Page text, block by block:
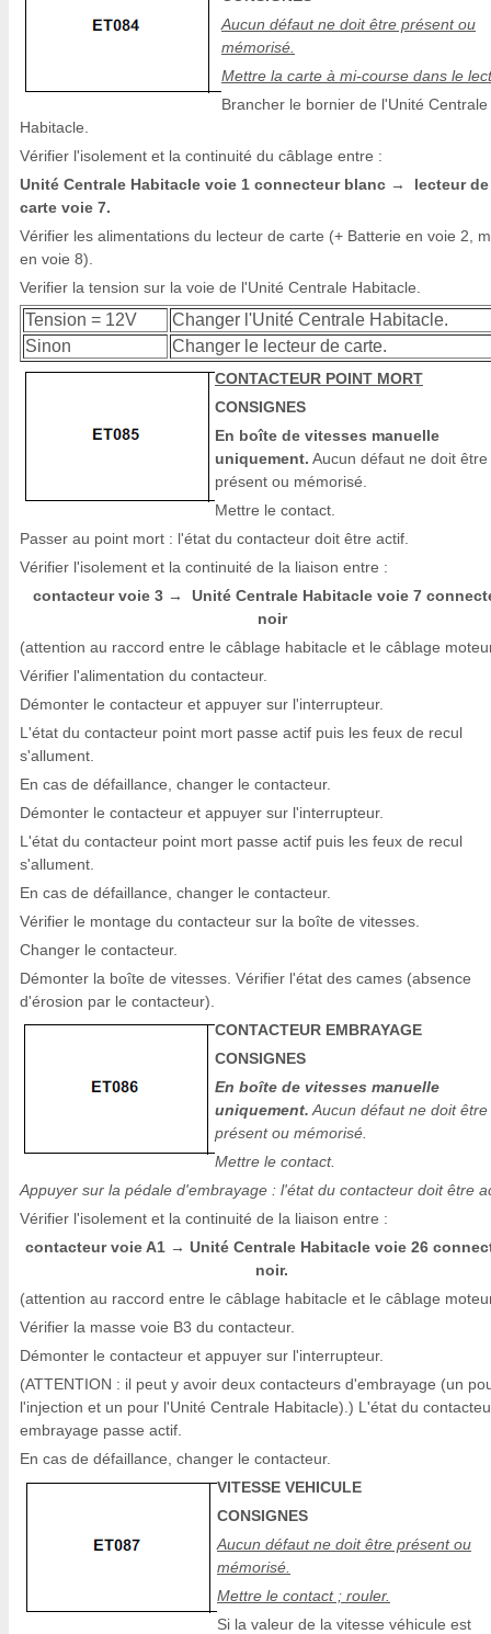
Aucun défaut ne doit être présent ou
mémorisé.
Mettre la carte à mi-course dans le
Brancher le bornier de l'Unité Centrale
Habitacle.
Vérifier l'isolement et la continuité du câblage entre :
Unité Centrale Habitacle voie 1 connecteur blanc →
lecteur de
carte voie 7.
Vérifier les alimentations du lecteur de carte (+ Batterie en voie 2,
en voie 8).
Verifier la tension sur la voie de l'Unité Centrale Habitacle.
Tension = 12V
Changer l'Unité Centrale Habitacle.
Sinon
Changer le lecteur de carte.
CONTACTEUR POINT MORT
CONSIGNES
En boîte de vitesses manuelle
uniquement. Aucun défaut ne doit être
présent ou mémorisé.
Mettre le contact.
Passer au point mort : l'état du contacteur doit être actif.
Vérifier l'isolement et la continuité de la liaison entre :
contacteur voie 3 →
Unité Centrale Habitacle voie 7
noir
(attention au raccord entre le câblage habitacle et le câblage
Vérifier l'alimentation du contacteur.
Démonter le contacteur et appuyer sur l'interrupteur.
L'état du contacteur point mort passe actif puis les feux de recul
s'allument.
En cas de défaillance, changer le contacteur.
Démonter le contacteur et appuyer sur l'interrupteur.
L'état du contacteur point mort passe actif puis les feux de recul
s'allument.
En cas de défaillance, changer le contacteur.
Vérifier le montage du contacteur sur la boîte de vitesses.
Changer le contacteur.
Démonter la boîte de vitesses. Vérifier l'état des cames (absence
d'érosion par le contacteur).
CONTACTEUR EMBRAYAGE
CONSIGNES
En boîte de vitesses manuelle
uniquement. Aucun défaut ne doit être
présent ou mémorisé.
Mettre le contact.
Appuyer sur la pédale d'embrayage : l'état du contacteur doit être
Vérifier l'isolement et la continuité de la liaison entre :
contacteur voie A1 →Unité Centrale Habitacle voie 26
noir.
(attention au raccord entre le câblage habitacle et le câblage
Vérifier la masse voie B3 du contacteur.
Démonter le contacteur et appuyer sur l'interrupteur.
(ATTENTION : il peut y avoir deux contacteurs d'embrayage (un
l'injection et un pour l'Unité Centrale Habitacle).) L'état du
embrayage passe actif.
En cas de défaillance, changer le contacteur.
VITESSE VEHICULE
CONSIGNES
Aucun défaut ne doit être présent ou
mémorisé.
Mettre le contact ; rouler.
Si la valeur de la vitesse véhicule est